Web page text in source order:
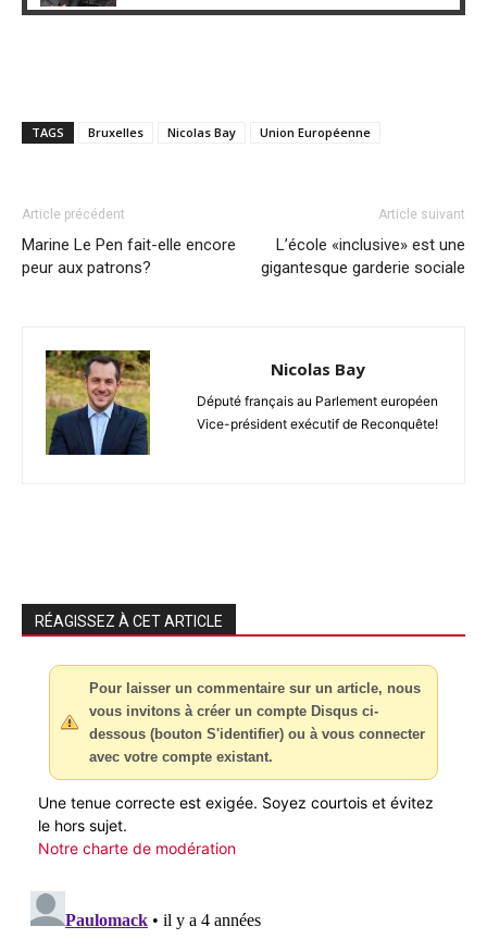
TAGS Bruxelles Nicolas Bay Union Européenne
Article précédent
Marine Le Pen fait-elle encore
peur aux patrons?
Article suivant
L’école «inclusive» est une
gigantesque garderie sociale
Nicolas Bay
Député français au Parlement européen
Vice-président exécutif de Reconquête!
RÉAGISSEZ À CET ARTICLE
Pour laisser un commentaire sur un article, nous
vous invitons à créer un compte Disqus ci-
dessous (bouton S'identifier) ou à vous connecter
avec votre compte existant.
Une tenue correcte est exigée. Soyez courtois et évitez
le hors sujet.
Notre charte de modération